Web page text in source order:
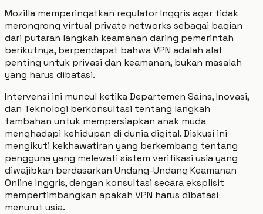
Mozilla memperingatkan regulator Inggris agar tidak
merongrong virtual private networks sebagai bagian
dari putaran langkah keamanan daring pemerintah
berikutnya, berpendapat bahwa VPN adalah alat
penting untuk privasi dan keamanan, bukan masalah
yang harus dibatasi.
Intervensi ini muncul ketika Departemen Sains, Inovasi,
dan Teknologi berkonsultasi tentang langkah
tambahan untuk mempersiapkan anak muda
menghadapi kehidupan di dunia digital. Diskusi ini
mengikuti kekhawatiran yang berkembang tentang
pengguna yang melewati sistem verifikasi usia yang
diwajibkan berdasarkan Undang-Undang Keamanan
Online Inggris, dengan konsultasi secara eksplisit
mempertimbangkan apakah VPN harus dibatasi
menurut usia.